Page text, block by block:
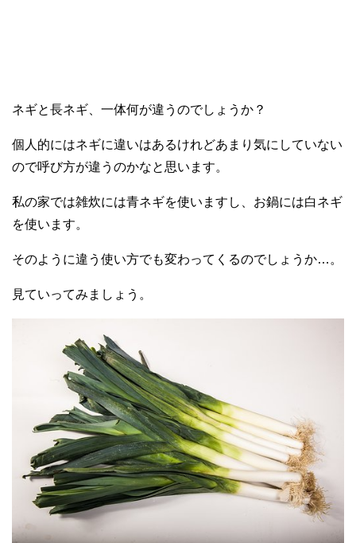
ネギと長ネギ、一体何が違うのでしょうか？
個人的にはネギに違いはあるけれどあまり気にしていない
ので呼び方が違うのかなと思います。
私の家では雑炊には青ネギを使いますし、お鍋には白ネギ
を使います。
そのように違う使い方でも変わってくるのでしょうか…。
見ていってみましょう。